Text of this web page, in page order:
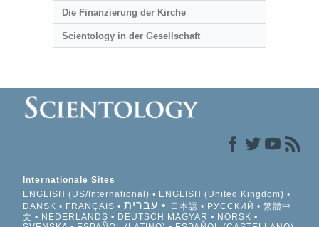
Die Finanzierung der Kirche
Scientology in der Gesellschaft
Internationale Sites
ENGLISH (US/International)
ENGLISH (United Kingdom)
DANSK
FRANÇAIS עברית 日本語 РУССКИЙ
繁體中
文
NEDERLANDS DEUTSCH MAGYAR
NORSK